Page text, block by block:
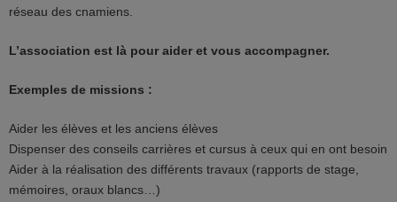
réseau des cnamiens.
L’association est là pour aider et vous accompagner.
Exemples de missions :
Aider les élèves et les anciens élèves
Dispenser des conseils carrières et cursus à ceux qui en ont besoin
Aider à la réalisation des différents travaux (rapports de stage,
mémoires, oraux blancs…)